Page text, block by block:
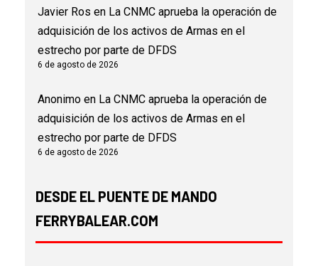
Javier Ros en La CNMC aprueba la operación de
adquisición de los activos de Armas en el
estrecho por parte de DFDS
6 de agosto de 2026
Anonimo en La CNMC aprueba la operación de
adquisición de los activos de Armas en el
estrecho por parte de DFDS
6 de agosto de 2026
DESDE EL PUENTE DE MANDO
FERRYBALEAR.COM